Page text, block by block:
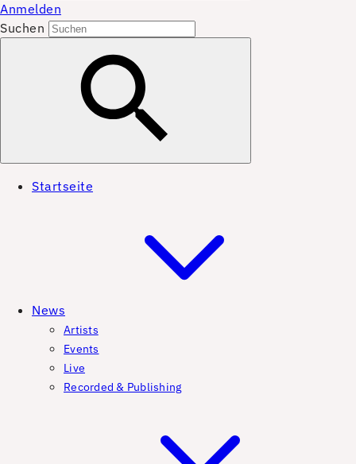
Anmelden
Suchen
Startseite
News
Artists
Events
Live
Recorded & Publishing